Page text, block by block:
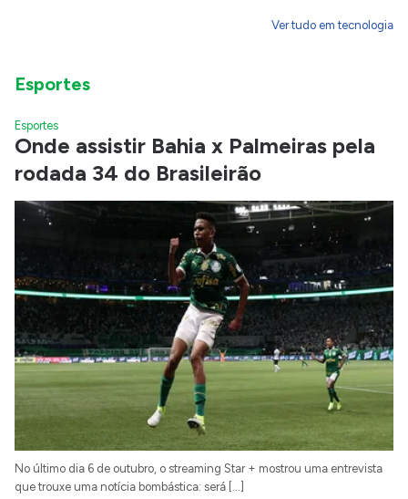
Ver tudo em tecnologia
Esportes
Esportes
Onde assistir Bahia x Palmeiras pela
rodada 34 do Brasileirão
No último dia 6 de outubro, o streaming Star + mostrou uma entrevista
que trouxe uma notícia bombástica: será […]